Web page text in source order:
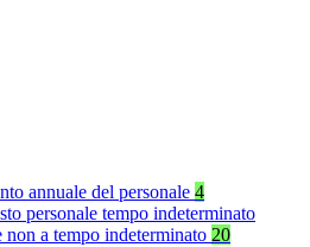
annuale del personale 4
personale tempo indeterminato
non a tempo indeterminato 20